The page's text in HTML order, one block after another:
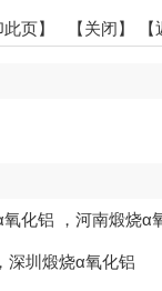
此页】 【关闭】
氧化铝 ， 河南煅烧α
深圳煅烧α氧化铝